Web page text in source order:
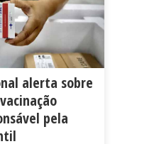
alerta sobre
pela